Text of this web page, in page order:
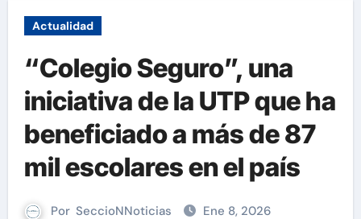
Actualidad
“Colegio Seguro”, una
iniciativa de la UTP que ha
beneficiado a más de 87
mil escolares en el país
Por SeccioNNoticias Ene 8, 2026